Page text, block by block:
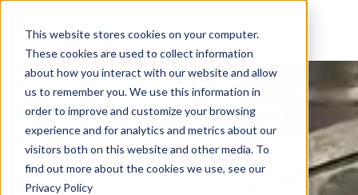
This website stores cookies on your computer.
These cookies are used to collect information
about how you interact with our website and allow
us to remember you. We use this information in
order to improve and customize your browsing
experience and for analytics and metrics about our
visitors both on this website and other media. To
find out more about the cookies we use, see our
Privacy Policy